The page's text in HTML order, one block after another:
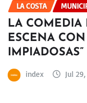
LA COSTA
LA COMEDIA
ESCENA
IMPIADOSAS”
index Jul